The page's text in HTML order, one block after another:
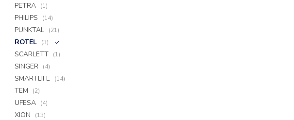
PETRA (1)
PHILIPS (14)
PUNKTAL (21)
ROTEL (3)
SCARLETT (1)
SINGER (4)
SMARTLIFE (14)
TEM (2)
UFESA (4)
XION (13)